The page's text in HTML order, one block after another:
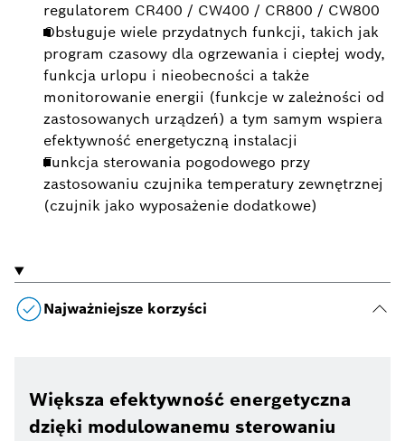
regulatorem CR400 / CW400 / CR800 / CW800
Obsługuje wiele przydatnych funkcji, takich jak
program czasowy dla ogrzewania i ciepłej wody,
funkcja urlopu i nieobecności a także
monitorowanie energii (funkcje w zależności od
zastosowanych urządzeń) a tym samym wspiera
efektywność energetyczną instalacji
Funkcja sterowania pogodowego przy
zastosowaniu czujnika temperatury zewnętrznej
(czujnik jako wyposażenie dodatkowe)
Najważniejsze korzyści
Większa efektywność energetyczna
dzięki modulowanemu sterowaniu